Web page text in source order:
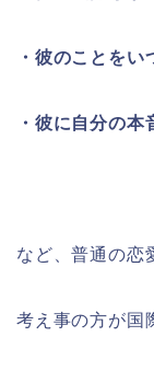
・彼のことをい
・彼に自分の
など、普通の恋
考え事の方が国